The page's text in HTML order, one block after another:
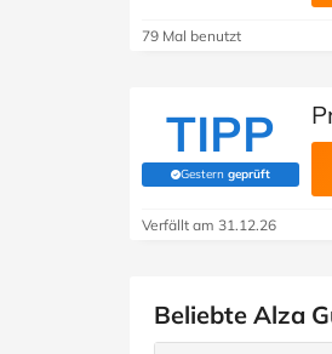
79 Mal benutzt
TIPP
Gestern geprüft
(Von Savoo geprüft)
Verfällt am 31.12.26
Beliebte Alza